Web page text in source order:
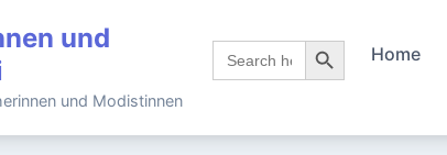
und
und Modistinnen
Search
for:
Search Button
Home